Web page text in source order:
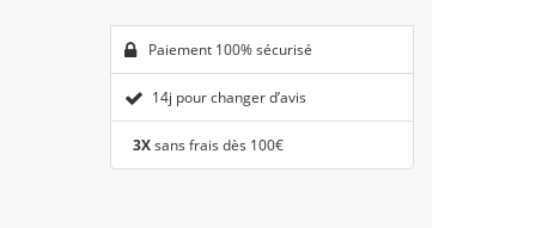
Paiement 100% sécurisé
14j pour changer d’avis
3Xsans frais dès 100€